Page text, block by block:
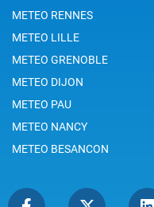
METEO RENNES
METEO LILLE
METEO GRENOBLE
METEO DIJON
METEO PAU
METEO NANCY
METEO BESANCON